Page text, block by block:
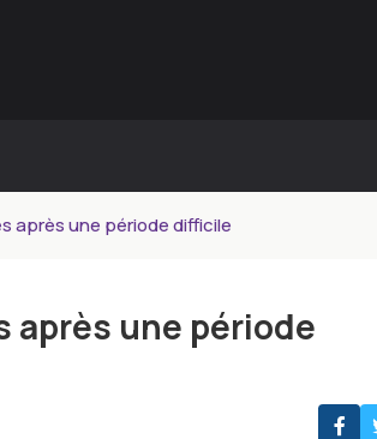
après une période difficile
une période